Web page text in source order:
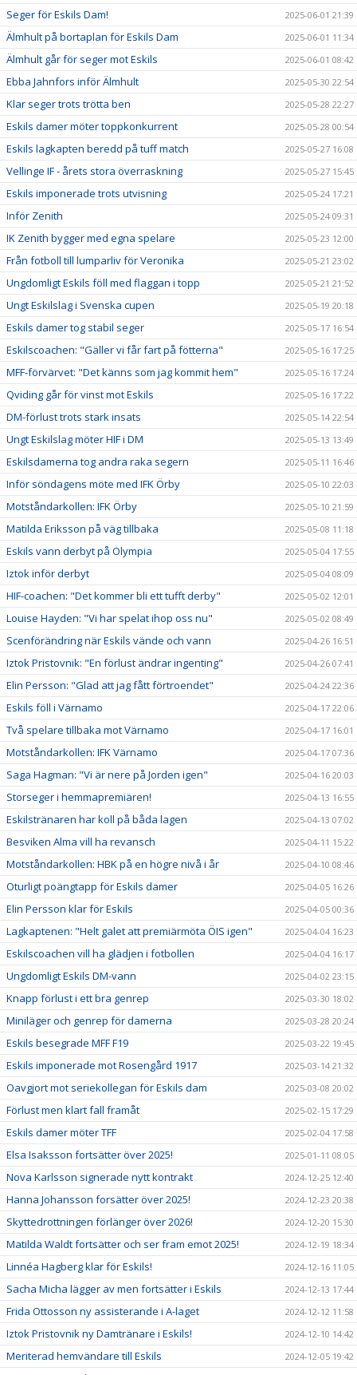
Seger för Eskils Dam! 2025-06-01 21:39
Älmhult på bortaplan för Eskils Dam 2025-06-01 11:34
Älmhult går för seger mot Eskils 2025-06-01 08:42
Ebba Jahnfors inför Älmhult 2025-05-30 22:54
Klar seger trots trötta ben 2025-05-28 22:27
Eskils damer möter toppkonkurrent 2025-05-28 00:54
Eskils lagkapten beredd på tuff match 2025-05-27 16:08
Vellinge IF - årets stora överraskning 2025-05-27 15:45
Eskils imponerade trots utvisning 2025-05-24 17:21
Inför Zenith 2025-05-24 09:31
IK Zenith bygger med egna spelare 2025-05-23 12:00
Från fotboll till lumparliv för Veronika 2025-05-21 23:02
Ungdomligt Eskils föll med flaggan i topp 2025-05-21 21:52
Ungt Eskilslag i Svenska cupen 2025-05-19 20:18
Eskils damer tog stabil seger 2025-05-17 16:54
Eskilscoachen: "Gäller vi får fart på fötterna" 2025-05-16 17:25
MFF-förvärvet: "Det känns som jag kommit hem" 2025-05-16 17:24
Qviding går för vinst mot Eskils 2025-05-16 17:22
DM-förlust trots stark insats 2025-05-14 22:54
Ungt Eskilslag möter HIF i DM 2025-05-13 13:49
Eskilsdamerna tog andra raka segern 2025-05-11 16:46
Inför söndagens möte med IFK Örby 2025-05-10 22:03
Motståndarkollen: IFK Örby 2025-05-10 21:59
Matilda Eriksson på väg tillbaka 2025-05-08 11:18
Eskils vann derbyt på Olympia 2025-05-04 17:55
Iztok inför derbyt 2025-05-04 08:09
HIF-coachen: "Det kommer bli ett tufft derby" 2025-05-02 12:01
Louise Hayden: "Vi har spelat ihop oss nu" 2025-05-02 08:49
Scenförändring när Eskils vände och vann 2025-04-26 16:51
Iztok Pristovnik: "En förlust ändrar ingenting" 2025-04-26 07:41
Elin Persson: "Glad att jag fått förtroendet" 2025-04-24 22:36
Eskils föll i Värnamo 2025-04-17 22:06
Två spelare tillbaka mot Värnamo 2025-04-17 16:01
Motståndarkollen: IFK Värnamo 2025-04-17 07:36
Saga Hagman: "Vi är nere på Jorden igen" 2025-04-16 20:03
Storseger i hemmapremiären! 2025-04-13 16:55
Eskilstränaren har koll på båda lagen 2025-04-13 07:02
Besviken Alma vill ha revansch 2025-04-11 15:22
Motståndarkollen: HBK på en högre nivå i år 2025-04-10 08:46
Oturligt poängtapp för Eskils damer 2025-04-05 16:26
Elin Persson klar för Eskils 2025-04-05 00:36
Lagkaptenen: "Helt galet att premiärmöta ÖIS igen" 2025-04-04 16:23
Eskilscoachen vill ha glädjen i fotbollen 2025-04-04 16:17
Ungdomligt Eskils DM-vann 2025-04-02 23:15
Knapp förlust i ett bra genrep 2025-03-30 18:02
Miniläger och genrep för damerna 2025-03-28 20:24
Eskils besegrade MFF F19 2025-03-22 19:45
Eskils imponerade mot Rosengård 1917 2025-03-14 21:32
Oavgjort mot seriekollegan för Eskils dam 2025-03-08 20:02
Förlust men klart fall framåt 2025-02-15 17:29
Eskils damer möter TFF 2025-02-04 17:58
Elsa Isaksson fortsätter över 2025! 2025-01-11 08:05
Nova Karlsson signerade nytt kontrakt 2024-12-25 12:40
Hanna Johansson forsätter över 2025! 2024-12-23 20:38
Skyttedrottningen förlänger över 2026! 2024-12-20 15:30
Matilda Waldt fortsätter och ser fram emot 2025! 2024-12-19 18:34
Linnéa Hagberg klar för Eskils! 2024-12-16 11:05
Sacha Micha lägger av men fortsätter i Eskils 2024-12-13 17:44
Frida Ottosson ny assisterande i A-laget 2024-12-12 11:58
Iztok Pristovnik ny Damtränare i Eskils! 2024-12-10 14:42
Meriterad hemvändare till Eskils 2024-12-05 19:42